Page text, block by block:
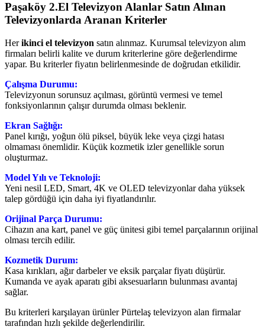
Paşaköy 2.El Televizyon Alanlar Satın Alınan
Televizyonlarda Aranan Kriterler
Herikinci el televizyon satın alınmaz. Kurumsal televizyon alım
firmaları belirli kalite ve durum kriterlerine göre değerlendirme
yapar. Bu kriterler fiyatın belirlenmesinde de doğrudan etkilidir.
Çalışma Durumu:
Televizyonun sorunsuz açılması, görüntü vermesi ve temel
fonksiyonlarının çalışır durumda olması beklenir.
Ekran Sağlığı:
Panel kırığı, yoğun ölü piksel, büyük leke veya çizgi hatası
olmaması önemlidir. Küçük kozmetik izler genellikle sorun
oluşturmaz.
Model Yılı ve Teknoloji:
Yeni nesil LED, Smart, 4K ve OLED televizyonlar daha yüksek
talep gördüğü için daha iyi fiyatlandırılır.
Orijinal Parça Durumu:
Cihazın ana kart, panel ve güç ünitesi gibi temel parçalarının orijinal
olması tercih edilir.
Kozmetik Durum:
Kasa kırıkları, ağır darbeler ve eksik parçalar fiyatı düşürür.
Kumanda ve ayak aparatı gibi aksesuarların bulunması avantaj
sağlar.
Bu kriterleri karşılayan ürünler Pürtelaş televizyon alan firmalar
tarafından hızlı şekilde değerlendirilir.